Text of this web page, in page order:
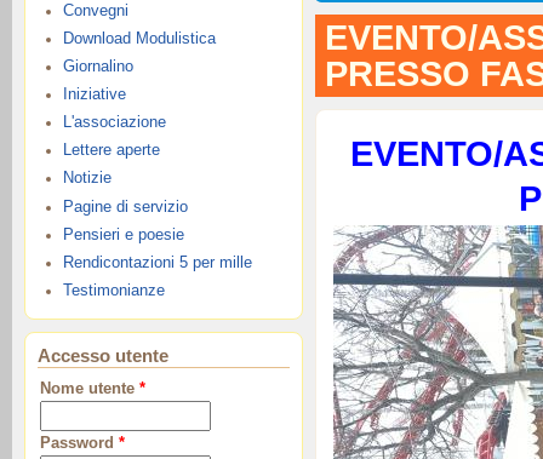
Convegni
Download Modulistica
Giornalino
Iniziative
L'associazione
Lettere aperte
Notizie
Pagine di servizio
Pensieri e poesie
Rendicontazioni 5 per mille
Testimonianze
Accesso utente
Nome utente *
Password *
EVENTO/
PRESSO
EVENTO/